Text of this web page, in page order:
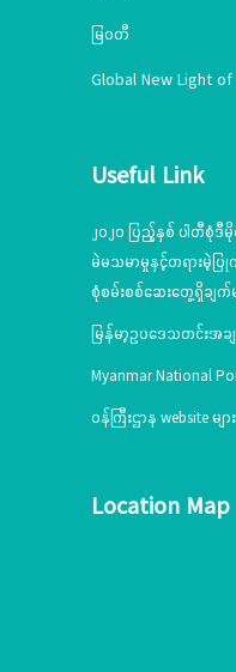
မြဝတီ
Global New Light of
Useful Link
၂၀၂၀ ပြည့်နှစ် ပါတီ
မဲမသမာမှုနှင့်တရားမဲ့ပြုက
စုံစမ်းစစ်ဆေးတွေ့ရှိချက်မ
မြန်မာ့ဥပဒေသတင်း
Myanmar National
ဝန်ကြီးဌာန website များ
Location Map